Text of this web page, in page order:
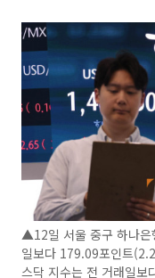
▲12일 서울 중구 하나은
일보다 179.09포인트
스닥 지수는 전 거래일